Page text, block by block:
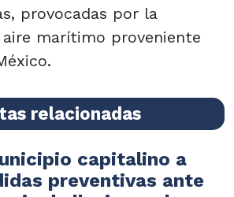
provocadas por la
marítimo proveniente
relacionadas
capitalino a
preventivas ante